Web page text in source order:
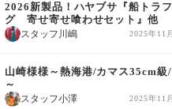
2026新製品！ハヤブサ『船トラフ
グ 寄せ寄せ喰わせセット』他
スタッフ川嶋 2025年11
山崎様様～熱海港/カマス35cm級
～
スタッフ小澤 2025年11